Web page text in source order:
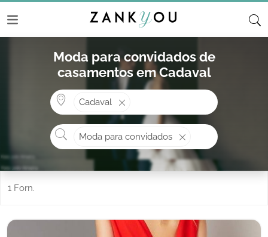
Moda para convidados de
casamentos em Cadaval
Cadaval
O que procura?
Moda para convidados
1 Forn.